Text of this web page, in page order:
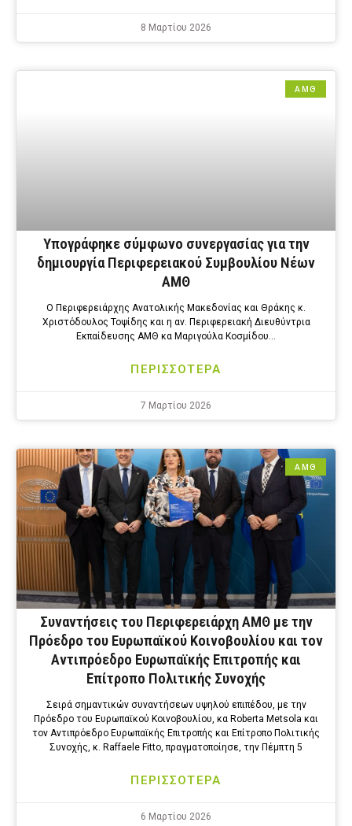
8 Μαρτίου 2026
ΑΜΘ
Υπογράφηκε σύμφωνο συνεργασίας για την
δημιουργία Περιφερειακού Συμβουλίου Νέων
ΑΜΘ
Ο Περιφερειάρχης Ανατολικής Μακεδονίας και Θράκης κ.
Χριστόδουλος Τοψίδης και η αν. Περιφερειακή Διευθύντρια
Εκπαίδευσης ΑΜΘ κα Μαριγούλα Κοσμίδου…
ΠΕΡΙΣΣΟΤΕΡΑ
7 Μαρτίου 2026
ΑΜΘ
Συναντήσεις του Περιφερειάρχη ΑΜΘ με την
Πρόεδρο του Ευρωπαϊκού Κοινοβουλίου και τον
Αντιπρόεδρο Ευρωπαϊκής Επιτροπής και
Επίτροπο Πολιτικής Συνοχής
Σειρά σημαντικών συναντήσεων υψηλού επιπέδου, με την
Πρόεδρο του Ευρωπαϊκού Κοινοβουλίου, κα Roberta Metsola και
τον Αντιπρόεδρο Ευρωπαϊκής Επιτροπής και Επίτροπο Πολιτικής
Συνοχής, κ. Raffaele Fitto, πραγματοποίησε, την Πέμπτη 5
ΠΕΡΙΣΣΟΤΕΡΑ
6 Μαρτίου 2026